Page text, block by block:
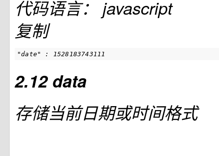
代码语言： javascript
复制
"date" : 1528183743111
2.12 data
存储当前日期或时间格式